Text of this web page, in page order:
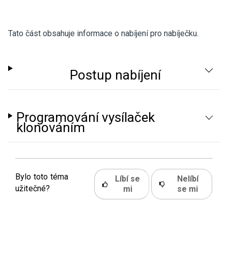
Tato část obsahuje informace o nabíjení pro nabíječku.
Postup nabíjení
Programování vysílaček
klonováním
Bylo toto téma
užitečné?
Líbí se
mi
Nelíbí
se mi